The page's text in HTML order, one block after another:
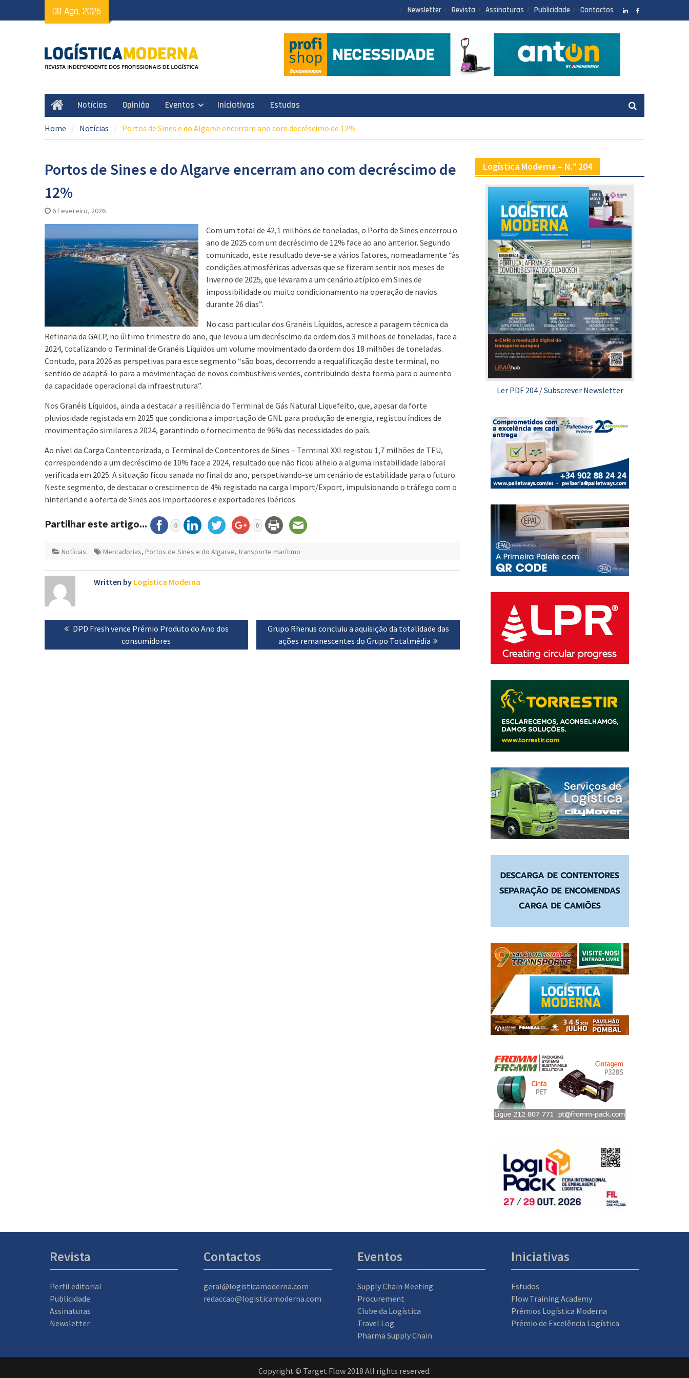
to
08 Ago, 2026 Newsletter Revista Assinaturas Publicidade Contactos
HomeNotícias Opinião Eventos Iniciativas Estudos
Home Notícias Portos de Sines e do Algarve encerram ano com decréscimo de 12%
Portos de Sines e do Algarve encerram ano com decréscimo de
12%
6 Fevereiro, 2026
Com um total de 42,1 milhões de toneladas, o Porto de Sines encerrou o
ano de 2025 com um decréscimo de 12% face ao ano anterior. Segundo
comunicado, este resultado deve-se a vários fatores, nomeadamente “às
condições atmosféricas adversas que se fizeram sentir nos meses de
Inverno de 2025, que levaram a um cenário atípico em Sines de
impossibilidade ou muito condicionamento na operação de navios
durante 26 dias”.
No caso particular dos Granéis Líquidos, acresce a paragem técnica da
Refinaria da GALP, no último trimestre do ano, que levou a um decréscimo da ordem dos 3 milhões de toneladas, face a
2024, totalizando o Terminal de Granéis Líquidos um volume movimentado da ordem dos 18 milhões de toneladas.
Contudo, para 2026 as perspetivas para este segmento “são boas, decorrendo a requalificação deste terminal, no
sentido de adaptá-lo para a movimentação de novos combustíveis verdes, contribuindo desta forma para o aumento
da capacidade operacional da infraestrutura”.
Nos Granéis Líquidos, ainda a destacar a resiliência do Terminal de Gás Natural Liquefeito, que, apesar da forte
pluviosidade registada em 2025 que condiciona a importação de GNL para produção de energia, registou índices de
movimentação similares a 2024, garantindo o fornecimento de 96% das necessidades do país.
Ao nível da Carga Contentorizada, o Terminal de Contentores de Sines – Terminal XXI registou 1,7 milhões de TEU,
correspondendo a um decréscimo de 10% face a 2024, resultado que não ficou alheio a alguma instabilidade laboral
verificada em 2025. A situação ficou sanada no final do ano, perspetivando-se um cenário de estabilidade para o futuro.
Neste segmento, de destacar o crescimento de 4% registado na carga Import/Export, impulsionando o tráfego com o
hinterland e a oferta de Sines aos importadores e exportadores Ibéricos.
Partilhar este artigo... 0 0
Notícias Mercadorias, Portos de Sines e do Algarve, transporte marítimo
Written by Logística Moderna
Navegação
artigos
Previous
DPD Fresh vence Prémio Produto do Ano dos
consumidores
Next
post:
Grupo Rhenus concluiu a aquisição da totalidade das
ações remanescentes do Grupo Totalmédia
Logística Moderna – N.º 204
Ler PDF 204/Subscrever Newsletter
Revista
Perfil editorial
Publicidade
Assinaturas
Newsletter
Contactos
geral@logisticamoderna.com
redaccao@logisticamoderna.com
Eventos
Supply Chain Meeting
Procurement
Clube da Logística
Travel Log
Pharma Supply Chain
Iniciativas
Estudos
Flow Training Academy
Prémios Logística Moderna
Prémio de Excelência Logística
Copyright © Target Flow 2018 All rights reserved.